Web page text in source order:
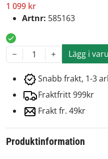
1 099 kr
Artnr: 585163
1 Lägg i
Snabb frakt, 1-3
Fraktfritt 999kr
Frakt fr. 49kr
Produktinformation